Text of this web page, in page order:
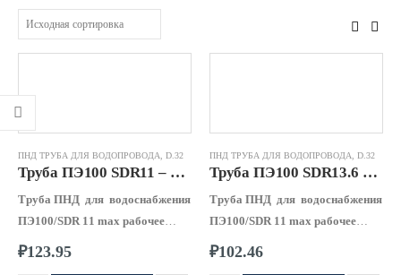
ПНД ТРУБА ДЛЯ ВОДОПРОВОДА D.32
Труба ПЭ100 SDR11 – 0032 х 3,0
Труба ПНД для водоснабжения
ПЭ100/SDR 11 max рабочее
давление 1,60 МПа
₽123.95
ПНД ТРУБА ДЛЯ ВОДОПРОВОДА D.32
Труба ПЭ100 SDR13.6 – 0032 х 2,4
Труба ПНД для водоснабжения
ПЭ100/SDR 11 max рабочее
давление 1,25 МПа
₽102.46